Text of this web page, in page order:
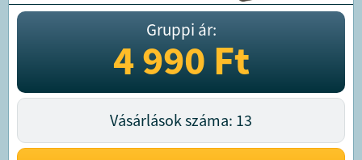
Gruppi ár:
4 990Ft
Vásárlások száma: 13